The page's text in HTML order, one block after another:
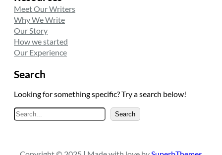
Meet Our Writers
Why We Write
Our Story
How we started
Our Experience
Search
Looking for something specific? Try a search below!
A
r
Search